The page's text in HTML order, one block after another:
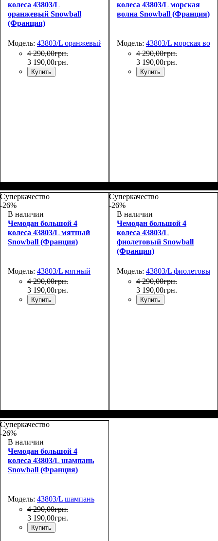
колеса 43803/L
оранжевый Snowball
(Франция)
Модель: 43803/L оранжевый
4 290,00грн.
3 190,00грн.
Купить
77х54х31
колеса 43803/L морская
волна Snowball (Франция)
Модель: 43803/L морская
4 290,00грн.
3 190,00грн.
Купить
77х54х31
Суперкачество
-26%
В наличии
Чемодан большой 4
колеса 43803/L мятный
Snowball (Франция)
Модель: 43803/L мятный
4 290,00грн.
3 190,00грн.
Купить
77х54х31
Суперкачество
-26%
В наличии
Чемодан большой 4
колеса 43803/L
фиолетовый Snowball
(Франция)
Модель: 43803/L фиолетовый
4 290,00грн.
3 190,00грн.
Купить
Суперкачество
-26%
В наличии
Чемодан большой 4
колеса 43803/L шампань
Snowball (Франция)
Модель: 43803/L шампань
4 290,00грн.
3 190,00грн.
Купить